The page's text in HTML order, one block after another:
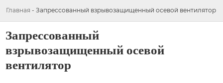
Главная - Запрессованный взрывозащищенный осевой вентилятор
Запрессованный
взрывозащищенный осевой
вентилятор